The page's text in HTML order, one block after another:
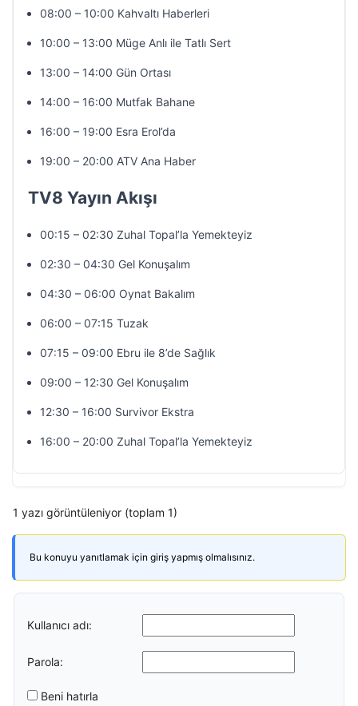
08:00 – 10:00 Kahvaltı Haberleri
10:00 – 13:00 Müge Anlı ile Tatlı Sert
13:00 – 14:00 Gün Ortası
14:00 – 16:00 Mutfak Bahane
16:00 – 19:00 Esra Erol’da
19:00 – 20:00 ATV Ana Haber
TV8 Yayın Akışı
00:15 – 02:30 Zuhal Topal’la Yemekteyiz
02:30 – 04:30 Gel Konuşalım
04:30 – 06:00 Oynat Bakalım
06:00 – 07:15 Tuzak
07:15 – 09:00 Ebru ile 8’de Sağlık
09:00 – 12:30 Gel Konuşalım
12:30 – 16:00 Survivor Ekstra
16:00 – 20:00 Zuhal Topal’la Yemekteyiz
1 yazı görüntüleniyor (toplam 1)
Bu konuyu yanıtlamak için giriş yapmış olmalısınız.
Kullanıcı adı:
Parola:
Beni hatırla